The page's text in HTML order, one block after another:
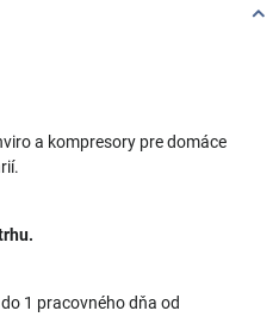
a kompresory pre domáce
1 pracovného dňa od